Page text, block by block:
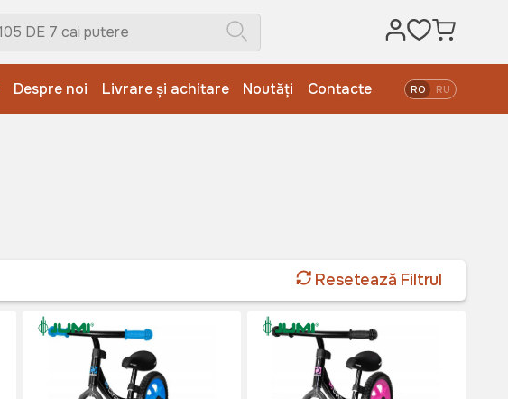
Despre noi Livrare și achitare Noutăți Contacte RO RU
Resetează Filtrul